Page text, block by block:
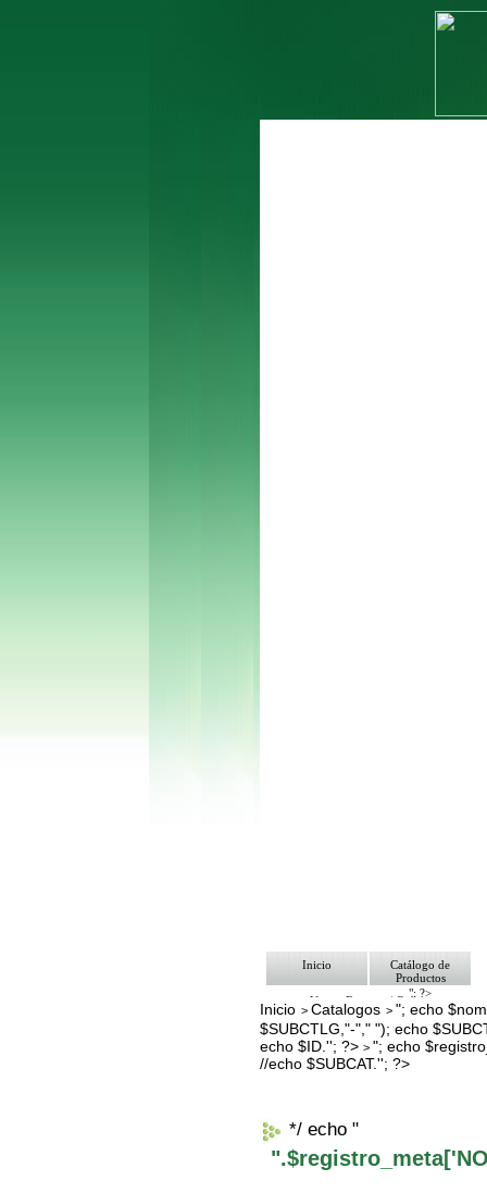
Inicio
Catálogo de
Productos
"; ?>
Ventas Empresa/ Gobierno
Ofertas
Envíos y Formas de Pago
Nosotros
Bolsa de Trabajo
Contacto
Inicio >Catalogos >"; echo
$SUBCTLG,"-"," "); echo
echo $ID.''; ?>>"; echo
//echo $SUBCAT.''; ?>
*/ echo "